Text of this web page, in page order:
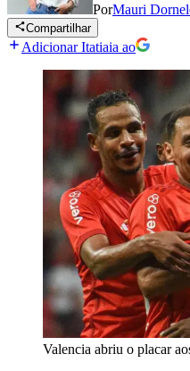
PorMauri
Compartilhar
Adicionar Itatiaia ao
Valencia abriu o placar